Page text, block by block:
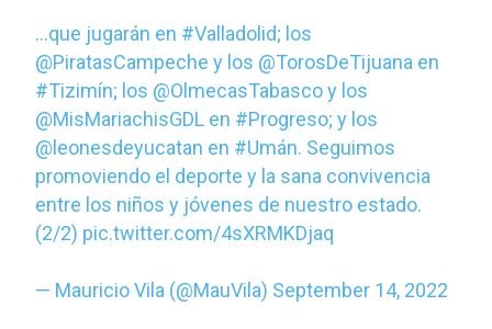
…que jugarán en #Valladolid; los
@PiratasCampeche y los @TorosDeTijuana en
#Tizimín; los @OlmecasTabascoy los
@MisMariachisGDL en #Progreso; y los
@leonesdeyucatan en #Umán. Seguimos
promoviendo el deporte y la sana convivencia
entre los niños y jóvenes de nuestro estado.
(2/2) pic.twitter.com/4sXRMKDjaq
— Mauricio Vila (@MauVila) September 14, 2022